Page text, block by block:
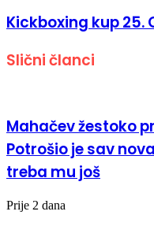
Kickboxing kup 25.
Slični članci
Mahačev žestoko
Potrošio je sav
treba mu još
Prije 2 dana